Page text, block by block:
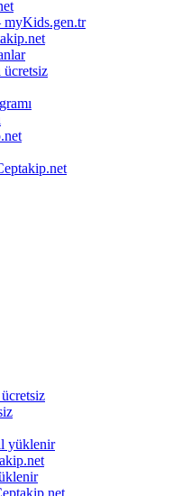
myKids.gen.tr
ücretsiz
yüklenir